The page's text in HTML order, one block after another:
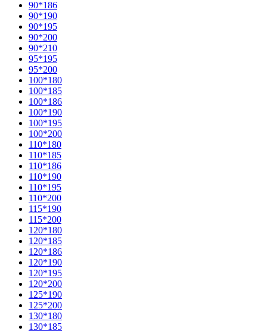
90*186
90*190
90*195
90*200
90*210
95*195
95*200
100*180
100*185
100*186
100*190
100*195
100*200
110*180
110*185
110*186
110*190
110*195
110*200
115*190
115*200
120*180
120*185
120*186
120*190
120*195
120*200
125*190
125*200
130*180
130*185